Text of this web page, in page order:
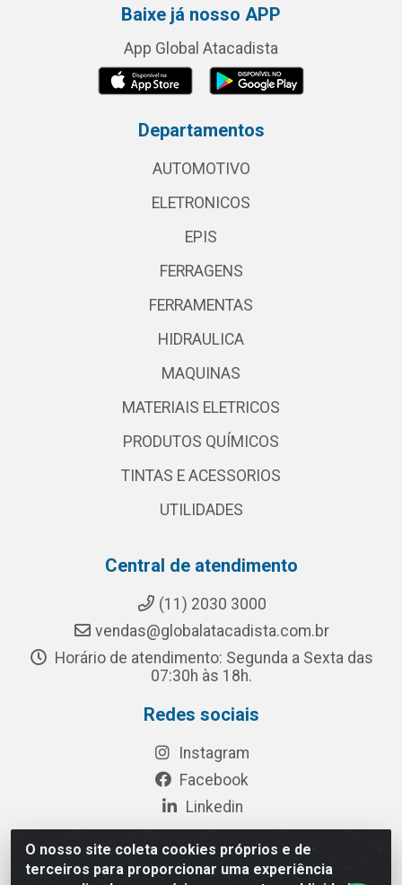
O nosso site coleta cookies próprios e de
terceiros para proporcionar uma experiência
Baixe já nosso APP
App Global Atacadista
Departamentos
AUTOMOTIVO
ELETRONICOS
EPIS
FERRAGENS
FERRAMENTAS
HIDRAULICA
MAQUINAS
MATERIAIS ELETRICOS
PRODUTOS QUÍMICOS
TINTAS E ACESSORIOS
UTILIDADES
Central de atendimento
(11) 2030 3000
vendas@globalatacadista.com.br
Horário de atendimento: Segunda a Sexta das
07:30h às 18h.
Redes sociais
Instagram
Facebook
Linkedin
Rua Chipuê, 117 - S. Miguel Paulista São Paulo/SP - CEP